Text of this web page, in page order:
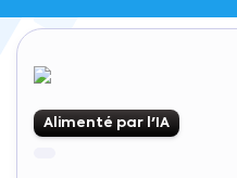
Alimenté par l'IA